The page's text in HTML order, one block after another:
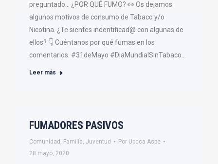
preguntado… ¿POR QUÉ FUMO? 👀 Os dejamos
algunos motivos de consumo de Tabaco y/o
Nicotina. ¿Te sientes indentificad@ con algunas de
ellos? 👇 Cuéntanos por qué fumas en los
comentarios. #31deMayo #DiaMundialSinTabaco…
Leer más
FUMADORES PASIVOS
Comunidad , Familia, Juventud Por Upcca Aspe
28 mayo, 2020